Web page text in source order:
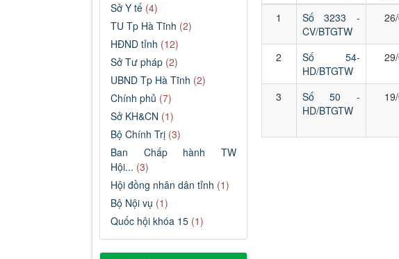
1
Số 3233 -
CV/BTGTW
2
Số 54-
HD/BTGTW
3
Số 50 -
HD/BTGTW
Sở Y tế (4)
TU Tp Hà Tĩnh (2)
HĐND tỉnh (12)
Sở Tư pháp (2)
UBND Tp Hà Tĩnh (2)
Chính phủ (7)
Sở KH&CN (1)
Bộ Chính Trị (3)
Ban Chấp hành TW
Hội... (3)
Hội đồng nhân dân tỉnh (1)
Bộ Nội vụ (1)
Quốc hội khóa 15 (1)